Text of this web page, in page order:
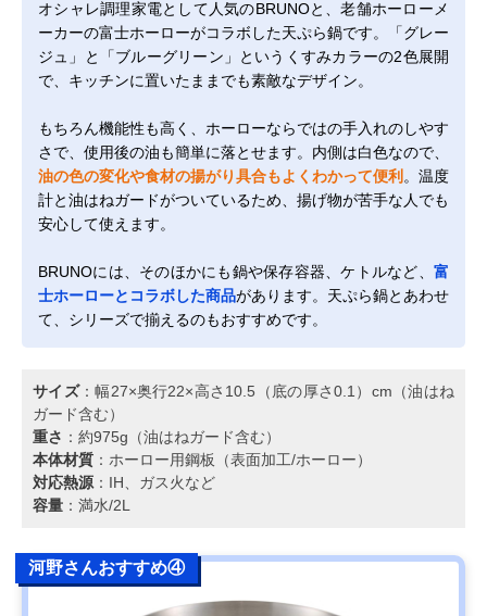
オシャレ調理家電として人気のBRUNOと、老舗ホーローメ
ーカーの富士ホーローがコラボした天ぷら鍋です。「グレー
ジュ」と「ブルーグリーン」というくすみカラーの2色展開
で、キッチンに置いたままでも素敵なデザイン。
もちろん機能性も高く、ホーローならではの手入れのしやす
さで、使用後の油も簡単に落とせます。内側は白色なので、
油の色の変化や食材の揚がり具合もよくわかって便利 。温度
計と油はねガードがついているため、揚げ物が苦手な人でも
安心して使えます。
BRUNOには、そのほかにも鍋や保存容器、ケトルなど、 富
士ホーローとコラボした商品があります。天ぷら鍋とあわせ
て、シリーズで揃えるのもおすすめです。
サイズ：幅27×奥行22×高さ10.5（底の厚さ0.1）cm（油はね
ガード含む）
重さ ：約975g（油はねガード含む）
本体材質 ：ホーロー用鋼板（表面加工/ホーロー）
対応熱源 ：IH、ガス火など
容量 ：満水/2L
河野さんおすすめ④